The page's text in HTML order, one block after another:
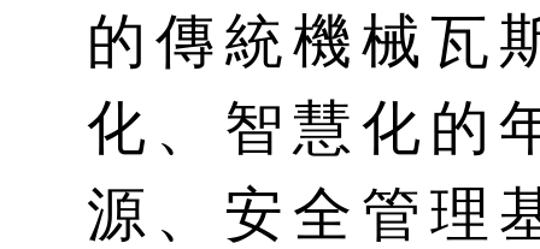
的傳統機械瓦
化、智慧化的
源、安全管理